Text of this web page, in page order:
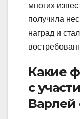
многих
получила
наград и
Какие
с
Варлей